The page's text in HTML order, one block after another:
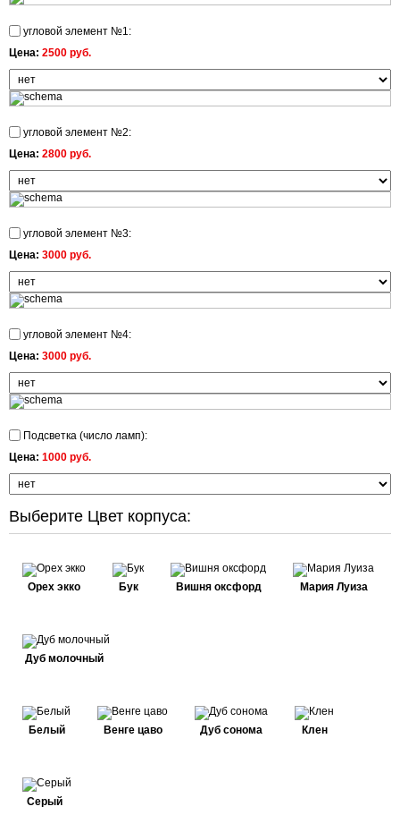
угловой элемент №1:
Цена: 2500 руб.
угловой элемент №2:
Цена: 2800 руб.
угловой элемент №3:
Цена: 3000 руб.
угловой элемент №4:
Цена: 3000 руб.
Подсветка (число ламп):
Цена: 1000 руб.
Выберите Цвет корпуса:
Орех экко Бук Вишня оксфорд Мария Луиза
Дуб молочный
Белый Венге цаво Дуб сонома Клен
Серый